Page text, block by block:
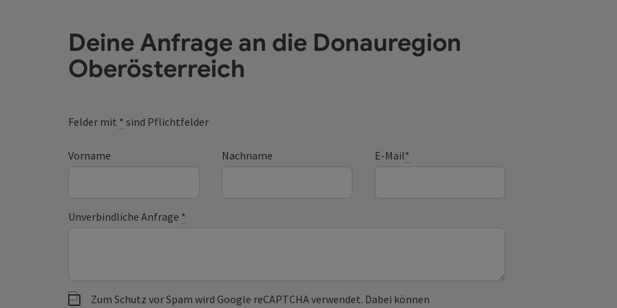
Deine Anfrage an die Donauregion
Oberösterreich
Felder mit * sind Pflichtfelder
Vorname Nachname E-Mail*
Unverbindliche Anfrage *
Zum Schutz vor Spam wird Google reCAPTCHA verwendet. Dabei können